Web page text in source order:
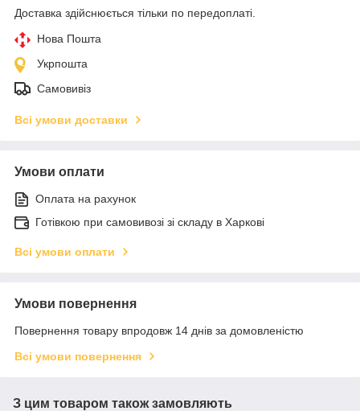
Доставка здійснюється тільки по передоплаті.
Нова Пошта
Укрпошта
Самовивіз
Всі умови доставки
Умови оплати
Оплата на рахунок
Готівкою при самовивозі зі складу в Харкові
Всі умови оплати
Умови повернення
Повернення товару впродовж 14 днів за домовленістю
Всі умови повернення
З цим товаром також замовляють